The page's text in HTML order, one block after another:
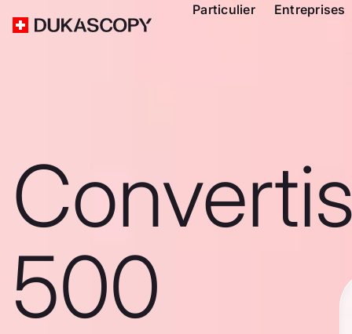
Particulier Entreprises
500